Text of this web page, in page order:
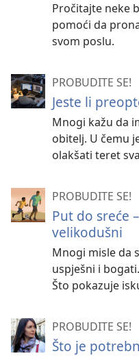
Pročitajte neke
pomoći da
svom poslu.
PROBUDITE SE!
Jeste li
Mnogi kažu da
obitelj. U čemu
olakšati teret
PROBUDITE SE!
Put do sreće
velikodušni
Mnogi misle da
uspješni i
Što pokazuje
PROBUDITE SE!
Što je